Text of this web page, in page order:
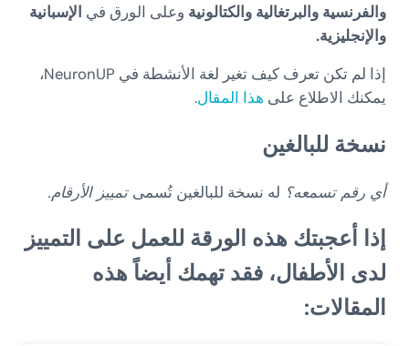
والفرنسية والبرتغالية والكتالونية وعلى الورق في الإسبانية
والإنجليزية.
إذا لم تكن تعرف كيف تغير لغة الأنشطة في NeuronUP،
يمكنك الاطلاع على هذا المقال.
نسخة للبالغين
أي رقم تسمعه؟ له نسخة للبالغين تُسمى تمييز الأرقام.
إذا أعجبتك هذه الورقة للعمل على التمييز
لدى الأطفال، فقد تهمك أيضاً هذه
المقالات: